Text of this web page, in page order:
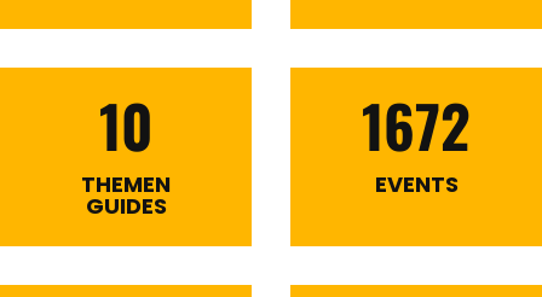
10
THEMEN
GUIDES
1672
EVENTS